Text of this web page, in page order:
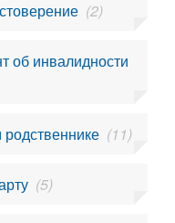
(2)
об инвалидности
(11)
(5)